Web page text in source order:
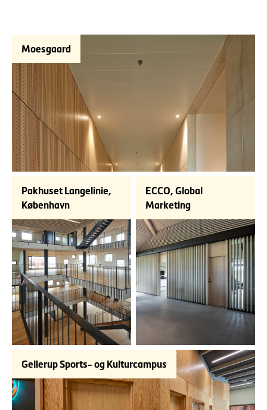
Moesgaard
Pakhuset Langelinie,
København
ECCO, Global
Marketing
Gellerup Sports- og Kulturcampus